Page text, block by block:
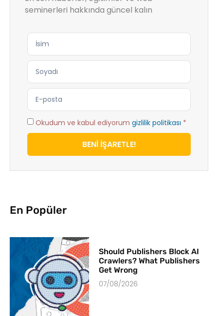
seminerleri hakkında güncel kalın
Okudum ve kabul ediyorum gizlilik politikası *
BENİ İŞARETLE!
En Popüler
Should Publishers Block AI
Crawlers? What Publishers
Get Wrong
07/08/2026